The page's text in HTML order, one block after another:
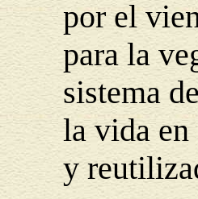
por el
para la
sistema
la vida en
y